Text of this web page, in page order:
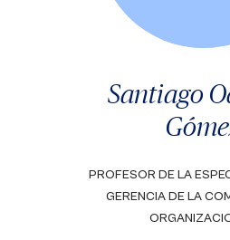
Santiago
PROFESOR DE LA
GERENCIA DE LA